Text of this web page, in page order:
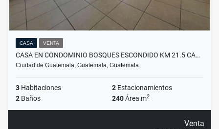
CASA VENTA
CASA EN CONDOMINIO BOSQUES ESCONDIDO KM 21.5 CA…
Ciudad de Guatemala, Guatemala, Guatemala
3 Habitaciones 2 Estacionamientos
2 Baños 240Área m2
Venta